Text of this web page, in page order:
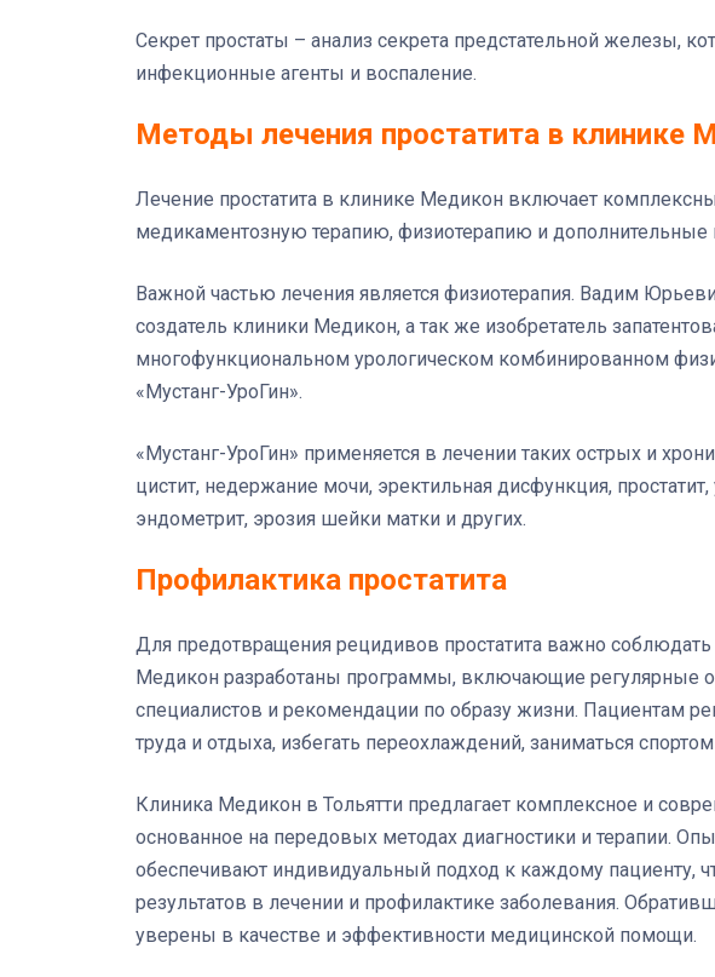
Секрет простаты – анализ секрета предстательной железы,
инфекционные агенты и воспаление.
Методы лечения простатита в клинике
Лечение простатита в клинике Медикон включает
медикаментозную терапию, физиотерапию и дополнительные
Важной частью лечения является физиотерапия. Вадим
создатель клиники Медикон, а так же изобретатель
многофункциональном урологическом комбинированном
«Мустанг-УроГин».
«Мустанг-УроГин» применяется в лечении таких острых и
цистит, недержание мочи, эректильная дисфункция,
эндометрит, эрозия шейки матки и других.
Профилактика простатита
Для предотвращения рецидивов простатита важно
Медикон разработаны программы, включающие регулярные
специалистов и рекомендации по образу жизни. Пациентам
труда и отдыха, избегать переохлаждений, заниматься
Клиника Медикон в Тольятти предлагает комплексное и
основанное на передовых методах диагностики и терапии.
обеспечивают индивидуальный подход к каждому пациенту,
результатов в лечении и профилактике заболевания.
уверены в качестве и эффективности медицинской помощи.